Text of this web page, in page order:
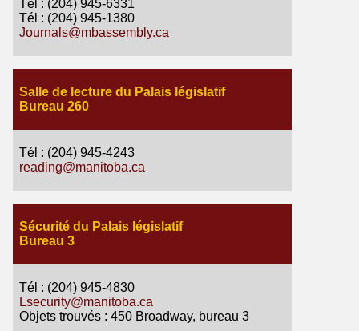
Tél : (204) 945-6331
Tél : (204) 945-1380
Journals@mbassembly.ca
Salle de lecture du Palais législatif
Bureau 260
Tél : (204) 945-4243
reading@manitoba.ca
Sécurité du Palais législatif
Bureau 3
Tél : (204) 945-4830
Lsecurity@manitoba.ca
Objets trouvés : 450 Broadway, bureau 3